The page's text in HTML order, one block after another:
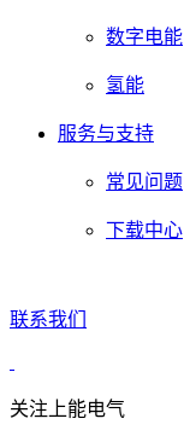
数字电能
氢能
服务与支持
常见问题
下载中心
联系我们
关注上能电气